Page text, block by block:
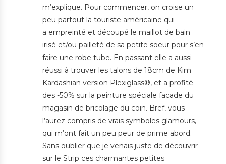
m’explique. Pour commencer, on croise un
peu partout la touriste américaine qui
a empreinté et découpé le maillot de bain
irisé et/ou pailleté de sa petite soeur pour s’en
faire une robe tube. En passant elle a aussi
réussi à trouver les talons de 18cm de Kim
Kardashian version Plexiglass®, et a profité
des -50% sur la peinture spéciale facade du
magasin de bricolage du coin. Bref, vous
l’aurez compris de vrais symboles glamours,
qui m’ont fait un peu peur de prime abord.
Sans oublier que je venais juste de découvrir
sur le Strip ces charmantes petites